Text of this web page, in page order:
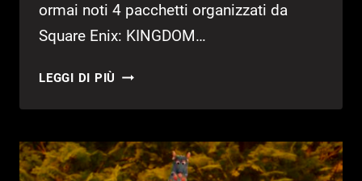
ormai noti 4 pacchetti organizzati da
Square Enix: KINGDOM…
LEGGI DI PIÙ KINGDOM
DISPONIBILE
PC
DA